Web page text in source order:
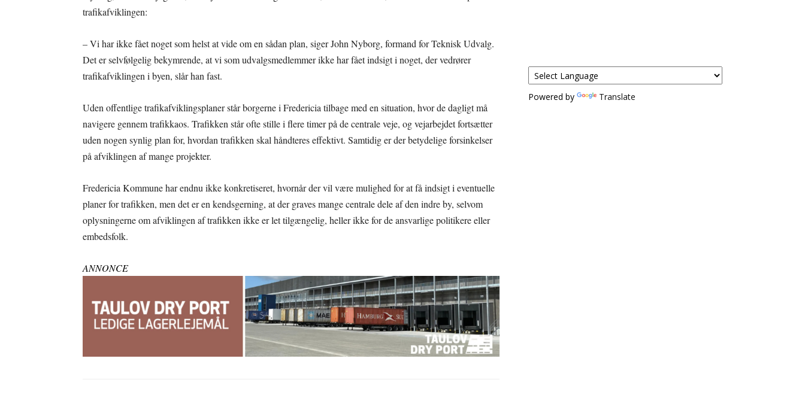
trafikafviklingen:
– Vi har ikke fået noget som helst at vide om en sådan plan, siger John Nyborg, formand for Teknisk Udvalg.
Det er selvfølgelig bekymrende, at vi som udvalgsmedlemmer ikke har fået indsigt i noget, der vedrører
trafikafviklingen i byen, slår han fast.
Uden offentlige trafikafviklingsplaner står borgerne i Fredericia tilbage med en situation, hvor de dagligt må
navigere gennem trafikkaos. Trafikken står ofte stille i flere timer på de centrale veje, og vejarbejdet fortsætter
uden nogen synlig plan for, hvordan trafikken skal håndteres effektivt. Samtidig er der betydelige forsinkelser
på afviklingen af mange projekter.
Fredericia Kommune har endnu ikke konkretiseret, hvornår der vil være mulighed for at få indsigt i eventuelle
planer for trafikken, men det er en kendsgerning, at der graves mange centrale dele af den indre by, selvom
oplysningerne om afviklingen af trafikken ikke er let tilgængelig, heller ikke for de ansvarlige politikere eller
embedsfolk.
ANNONCE
Powered by Translate